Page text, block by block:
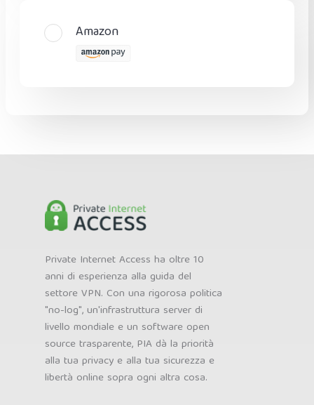
Amazon
Private Internet Access ha oltre 10
anni di esperienza alla guida del
settore VPN. Con una rigorosa politica
"no-log", un'infrastruttura server di
livello mondiale e un software open
source trasparente, PIA dà la priorità
alla tua privacy e alla tua sicurezza e
libertà online sopra ogni altra cosa.